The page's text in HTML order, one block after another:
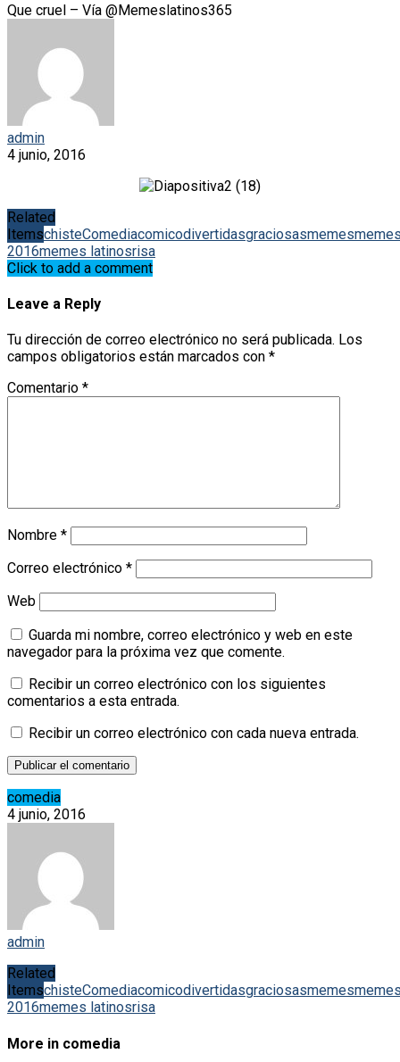
Que cruel – Vía @Memeslatinos365
admin
4 junio, 2016
Related
ItemschisteComediacomicodivertidasgraciosasmemes
2016memes latinosrisa
Click to add a comment
Leave a Reply
Tu dirección de correo electrónico no será publicada. Los
campos obligatorios están marcados con *
Comentario *
Nombre *
Correo electrónico *
Web
Guarda mi nombre, correo electrónico y web en este
navegador para la próxima vez que comente.
Recibir un correo electrónico con los siguientes
comentarios a esta entrada.
Recibir un correo electrónico con cada nueva entrada.
comedia
4 junio, 2016
admin
Related
ItemschisteComediacomicodivertidasgraciosasmemes
2016memes latinosrisa
More in comedia